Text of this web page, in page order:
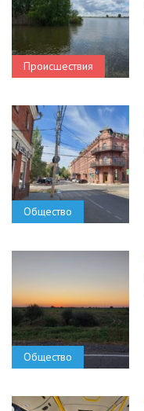
Происшествия
Общество
Общество